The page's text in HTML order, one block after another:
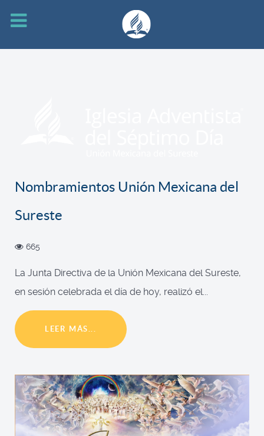
Nombramientos Unión Mexicana del
Sureste
665
La Junta Directiva de la Unión Mexicana del Sureste,
en sesión celebrada el día de hoy, realizó el...
LEER MÁS...